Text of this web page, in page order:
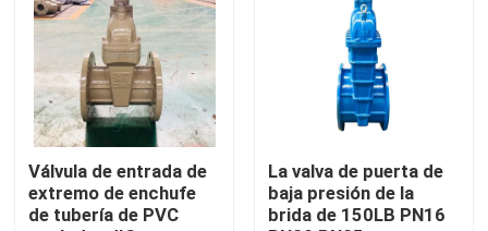
Contáctenos
Noticias
Casos
Válvula de puerta de los DI
Válvula de entrada de
extremo de enchufe
de tubería de PVC
La valva de puerta de
baja presión de la
brida de 150LB PN16